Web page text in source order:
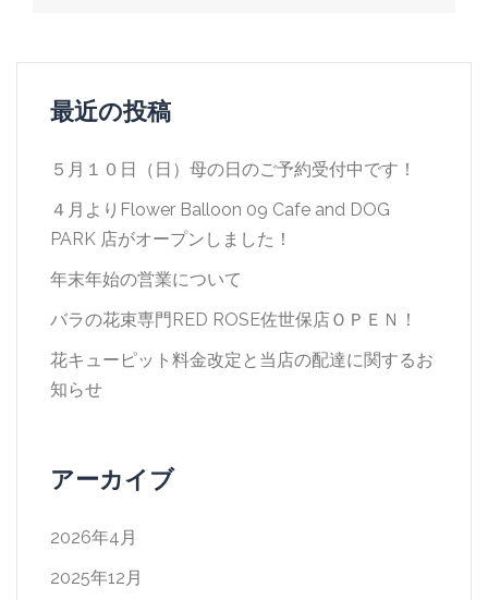
ゲ
ー
シ
ョ
ン
最近の投稿
５月１０日（日）母の日のご予約受付中です！
４月よりFlower Balloon 09 Cafe and DOG
PARK 店がオープンしました！
年末年始の営業について
バラの花束専門RED ROSE佐世保店ＯＰＥＮ！
花キューピット料金改定と当店の配達に関するお
知らせ
アーカイブ
2026年4月
2025年12月